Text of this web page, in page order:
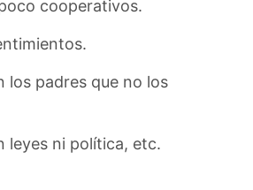
cooperativos.
los padres que no los
leyes ni política, etc.